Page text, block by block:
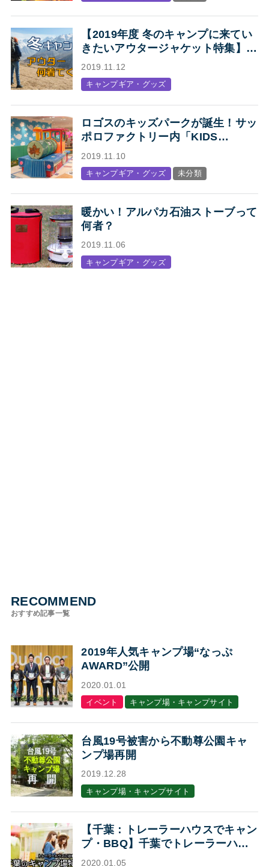
【2019年度 冬のキャンプに来てい
きたいアウタージャケット特集】キ
ャンプ・アウトドアにオススメの、
人気アウトドアブランド各社のジャ
ケットまとめ【Mens】
2019.11.12
キャンプギア・グッズ
ロゴスのキッズパークが誕生！サッ
ポロファクトリー内「KIDS
STATION produced by LOGOS」
オープン
2019.11.10
キャンプギア・グッズ 未分類
暖かい！アルパカ石油ストーブって
何者？
2019.11.06
キャンプギア・グッズ
RECOMMEND
おすすめ記事一覧
2019年人気キャンプ場“なっぷ
AWARD”公開
2020.01.01
イベント キャンプ場・キャンプサイト
台風19号被害から不動尊公園キャ
ンプ場再開
2019.12.28
キャンプ場・キャンプサイト
【千葉：トレーラーハウスでキャン
プ・BBQ】千葉でトレーラーハウ
スに泊まれるキャンプ場・BBQ場7
2020.01.05